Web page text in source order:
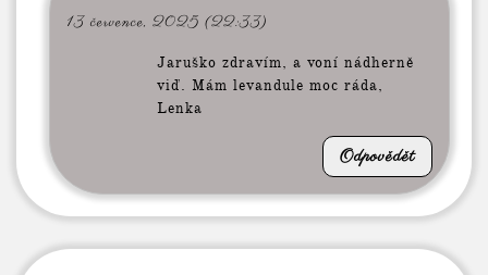
13 července, 2025 (22:33)
Jaruško zdravím, a voní nádherně
viď. Mám levandule moc ráda,
Lenka
Odpovědět